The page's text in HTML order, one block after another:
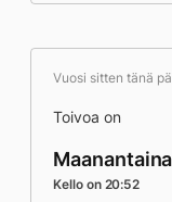
Vuosi sitten tänä
Toivoa on
Kello on 20:52